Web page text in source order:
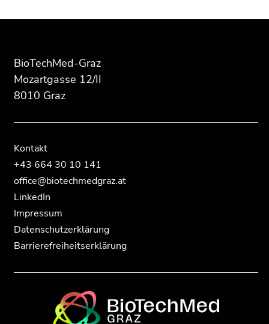
BioTechMed-Graz
Mozartgasse 12/II
8010 Graz
Kontakt
+43 664 30 10 141
office@biotechmedgraz.at
LinkedIn
Impressum
Datenschutzerklärung
Barrierefreiheitserklärung
Übersicht
Seitenbereiche
Übersicht
Seitenbereiche